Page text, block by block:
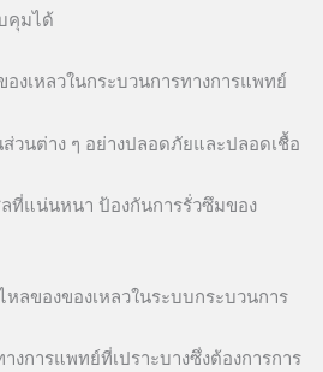
คุมได้
องเหลวในกระบวนการทางการแพทย์
วนต่าง ๆ อย่างปลอดภัยและปลอดเชื้อ
ที่แน่นหนา ป้องกันการรั่วซึมของ
ลของของเหลวในระบบกระบวนการ
การแพทย์ที่เปราะบางซึ่งต้องการการ